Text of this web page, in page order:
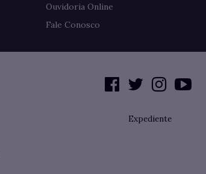
Ouvidoria Online
Fale Conosco
Expediente